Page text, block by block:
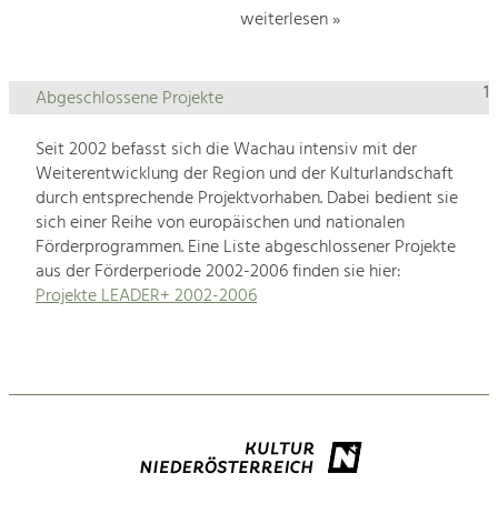
weiterlesen »
1
Abgeschlossene Projekte
Seit 2002 befasst sich die Wachau intensiv mit der
Weiterentwicklung der Region und der Kulturlandschaft
durch entsprechende Projektvorhaben. Dabei bedient sie
sich einer Reihe von europäischen und nationalen
Förderprogrammen. Eine Liste abgeschlossener Projekte
aus der Förderperiode 2002-2006 finden sie hier:
Projekte LEADER+ 2002-2006